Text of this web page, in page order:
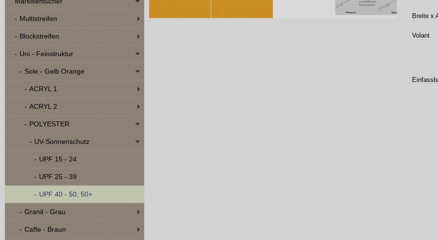
Multistreifen
Blockstreifen
Uni - Feinstruktur
Sole - Gelb Orange
ACRYL 1
ACRYL 2
POLYESTER
UV-Sonnenschutz
UPF 15 - 24
UPF 25 - 39
UPF 40 - 50, 50+
Granit - Grau
Caffe - Braun
Breite x
Volant